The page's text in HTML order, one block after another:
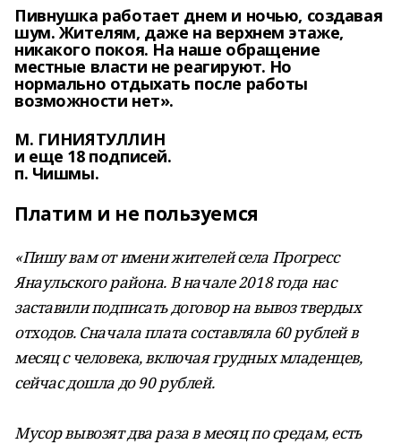
Пивнушка работает днем и ночью, создавая
шум. Жителям, даже на верхнем этаже,
никакого покоя. На наше обращение
местные власти не реагируют. Но
нормально отдыхать после работы
возможности нет».
М. ГИНИЯТУЛЛИН
и еще 18 подписей.
п. Чишмы.
Платим и не пользуемся
«Пишу вам от имени жителей села Прогресс
Янаульского района. В начале 2018 года нас
заставили подписать договор на вывоз твердых
отходов. Сначала плата составляла 60 рублей в
месяц с человека, включая грудных младенцев,
сейчас дошла до 90 рублей.
Мусор вывозят два раза в месяц по средам, есть